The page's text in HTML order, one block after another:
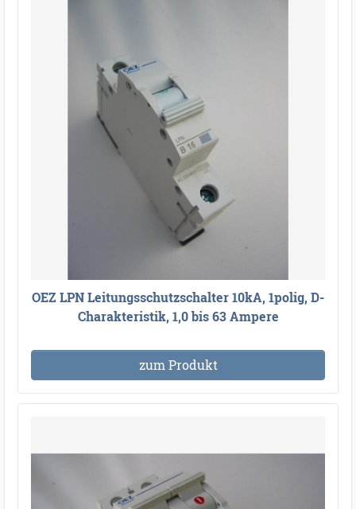
OEZ LPN Leitungsschutzschalter 10kA, 1polig, D-
Charakteristik, 1,0 bis 63 Ampere
zum Produkt